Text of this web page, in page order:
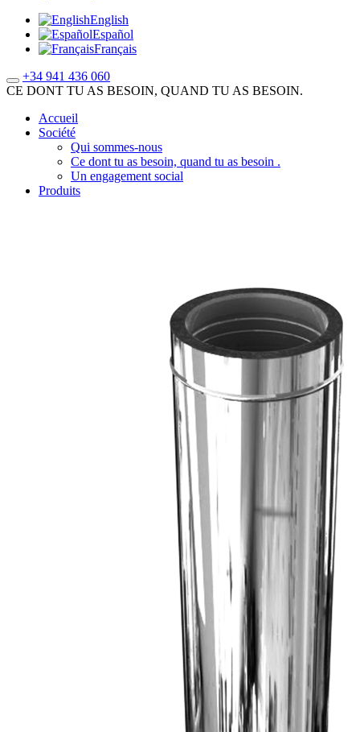
English
Español
Français
+34 941 436 060
CE DONT TU AS BESOIN, QUAND TU AS BESOIN.
Accueil
Société
Qui sommes-nous
Ce dont tu as besoin, quand tu as besoin .
Un engagement social
Produits